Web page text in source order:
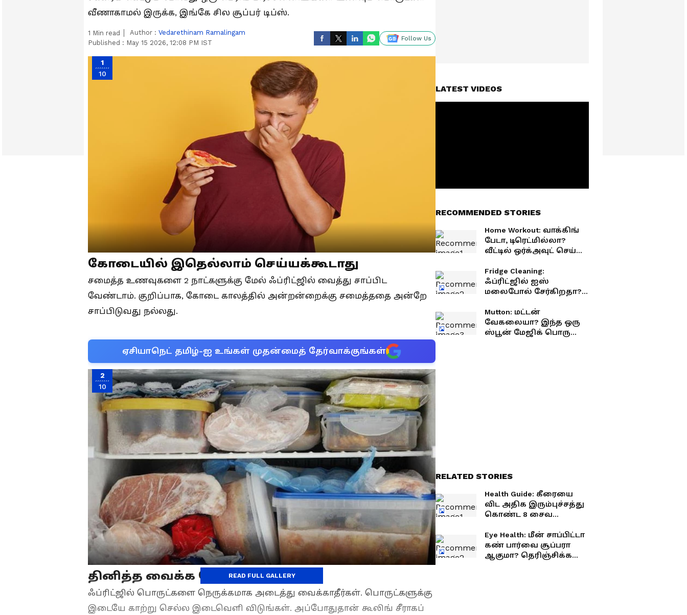
வீணாகாமல் இருக்க, இங்கே சில சூப்பர் டிப்ஸ்.
1 Min read Author : Vedarethinam Ramalingam
Published : May 15 2026, 12:08 PM IST
Follow Us
1
10
கோடையில் இதெல்லாம் செய்யக்கூடாது
சமைத்த உணவுகளை 2 நாட்களுக்கு மேல் ஃப்ரிட்ஜில் வைத்து சாப்பிட
வேண்டாம். குறிப்பாக, கோடை காலத்தில் அன்றன்றைக்கு சமைத்ததை அன்றே
சாப்பிடுவது நல்லது.
ஏசியாநெட் தமிழ்-ஐ உங்கள் முதன்மைத் தேர்வாக்குங்கள்
2
10
தினித்த வைக்க வேண்டாமே
ஃப்ரிட்ஜில் பொருட்களை நெருக்கமாக அடைத்து வைக்காதீர்கள். பொருட்களுக்கு
இடையே காற்று செல்ல இடைவெளி விடுங்கள். அப்போதுதான் கூலிங் சீராகப்
READ FULL GALLERY
LATEST VIDEOS
RECOMMENDED STORIES
Home Workout: வாக்கிங்
பேடா, டிரெட்மில்லா?
வீட்டில் ஒர்க்அவுட் செய்ய
Fridge Cleaning:
ஃப்ரிட்ஜில் ஐஸ்
மலைபோல் சேர்கிறதா?
சூப்பர் டிப்ஸ்!
Mutton: மட்டன்
வேகலையா? இந்த ஒரு
ஸ்பூன் மேஜிக் பொருளை
RELATED STORIES
Health Guide: கீரையை
விட அதிக இரும்புச்சத்து
கொண்ட 8 சைவ
இருக்கா?!
Eye Health: மீன் சாப்பிட்டா
கண் பார்வை சூப்பரா
ஆகுமா? தெரிஞ்சிக்க